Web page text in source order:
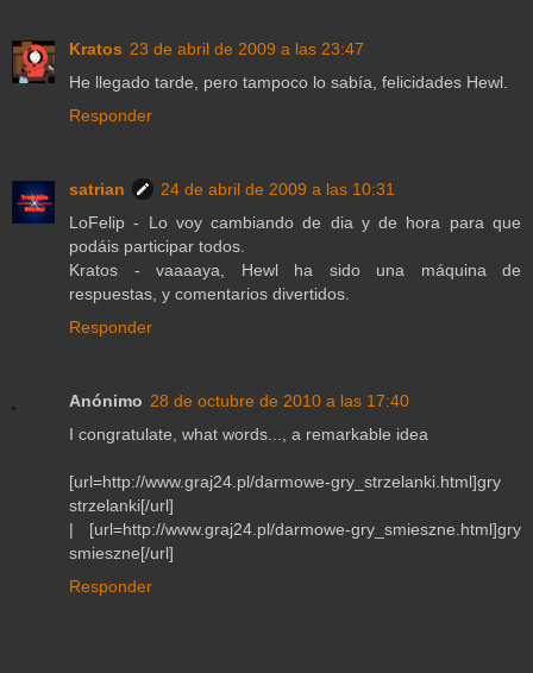
Kratos 23 de abril de 2009 a las 23:47
He llegado tarde, pero tampoco lo sabía, felicidades Hewl.
Responder
satrian
24 de abril de 2009 a las 10:31
LoFelip - Lo voy cambiando de dia y de hora para que
podáis participar todos.
Kratos - vaaaaya, Hewl ha sido una máquina de
respuestas, y comentarios divertidos.
Responder
Anónimo 28 de octubre de 2010 a las 17:40
I congratulate, what words..., a remarkable idea
[url=http://www.graj24.pl/darmowe-gry_strzelanki.html]gry
strzelanki[/url]
| [url=http://www.graj24.pl/darmowe-gry_smieszne.html]gry
smieszne[/url]
Responder